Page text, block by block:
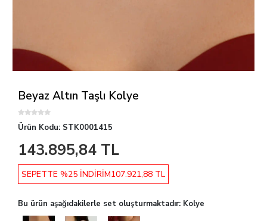
Beyaz Altın Taşlı Kolye
Ürün Kodu: STK0001415
143.895,84 TL
SEPETTE %25 İNDİRİM107.921,88 TL
Bu ürün aşağıdakilerle set oluşturmaktadır: Kolye